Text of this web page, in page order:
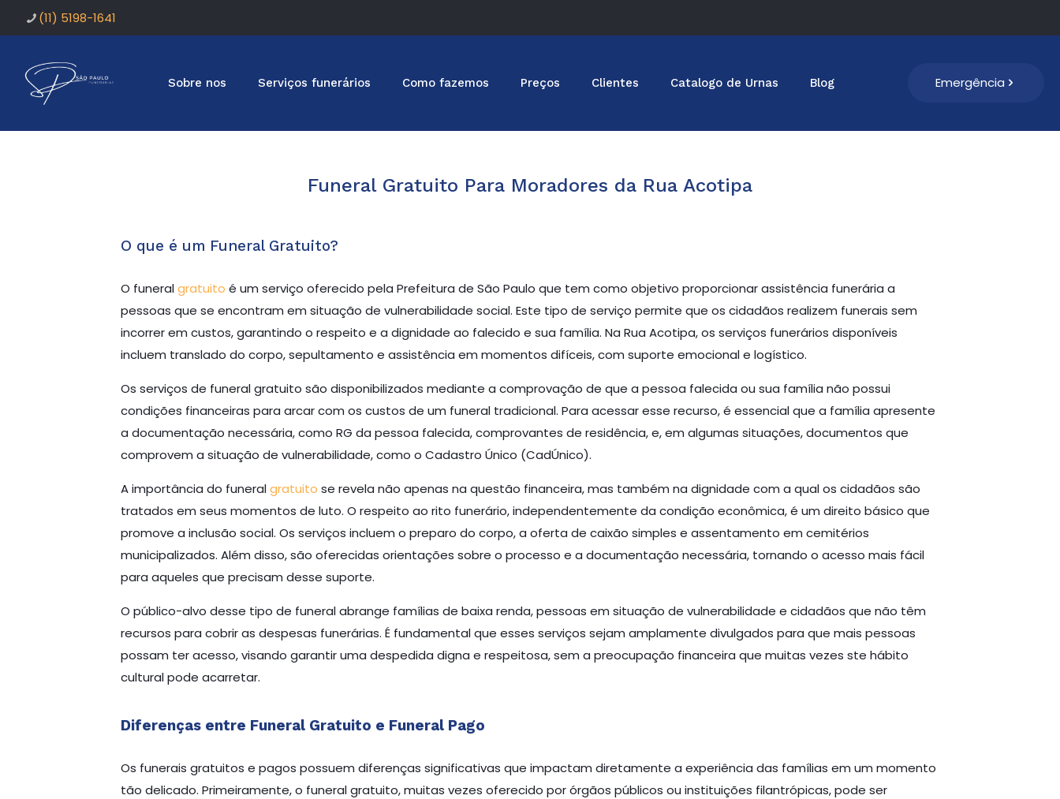
(11) 5198-1641
Sobre nos Serviços funerários Como fazemos Preços Clientes Catalogo de Urnas Blog Emergência
Funeral Gratuito Para Moradores da Rua Acotipa
O que é um Funeral Gratuito?
O funeralgratuito é um serviço oferecido pela Prefeitura de São Paulo que tem como objetivo proporcionar assistência funerária a
pessoas que se encontram em situação de vulnerabilidade social. Este tipo de serviço permite que os cidadãos realizem funerais sem
incorrer em custos, garantindo o respeito e a dignidade ao falecido e sua família. Na Rua Acotipa, os serviços funerários disponíveis
incluem translado do corpo, sepultamento e assistência em momentos difíceis, com suporte emocional e logístico.
Os serviços de funeral gratuito são disponibilizados mediante a comprovação de que a pessoa falecida ou sua família não possui
condições financeiras para arcar com os custos de um funeral tradicional. Para acessar esse recurso, é essencial que a família apresente
a documentação necessária, como RG da pessoa falecida, comprovantes de residência, e, em algumas situações, documentos que
comprovem a situação de vulnerabilidade, como o Cadastro Único (CadÚnico).
A importância do funeralgratuito se revela não apenas na questão financeira, mas também na dignidade com a qual os cidadãos são
tratados em seus momentos de luto. O respeito ao rito funerário, independentemente da condição econômica, é um direito básico que
promove a inclusão social. Os serviços incluem o preparo do corpo, a oferta de caixão simples e assentamento em cemitérios
municipalizados. Além disso, são oferecidas orientações sobre o processo e a documentação necessária, tornando o acesso mais fácil
para aqueles que precisam desse suporte.
O público-alvo desse tipo de funeral abrange famílias de baixa renda, pessoas em situação de vulnerabilidade e cidadãos que não têm
recursos para cobrir as despesas funerárias. É fundamental que esses serviços sejam amplamente divulgados para que mais pessoas
possam ter acesso, visando garantir uma despedida digna e respeitosa, sem a preocupação financeira que muitas vezes ste hábito
cultural pode acarretar.
Diferenças entre Funeral Gratuito e Funeral Pago
Os funerais gratuitos e pagos possuem diferenças significativas que impactam diretamente a experiência das famílias em um momento
tão delicado. Primeiramente, o funeral gratuito, muitas vezes oferecido por órgãos públicos ou instituições filantrópicas, pode ser